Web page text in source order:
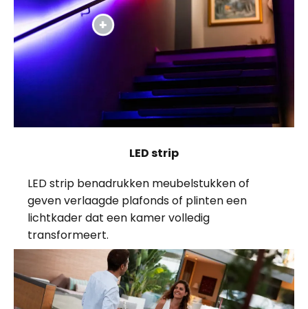
LED strip
LED strip benadrukken meubelstukken of
geven verlaagde plafonds of plinten een
lichtkader dat een kamer volledig
transformeert.